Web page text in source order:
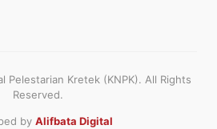
Pelestarian Kretek (KNPK). All Rights
Reserved.
by Alifbata Digital